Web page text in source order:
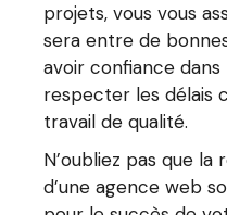
projets, vous vous
sera entre de
avoir confiance
respecter les délais
travail de qualité.
N’oubliez pas que
d’une agence web